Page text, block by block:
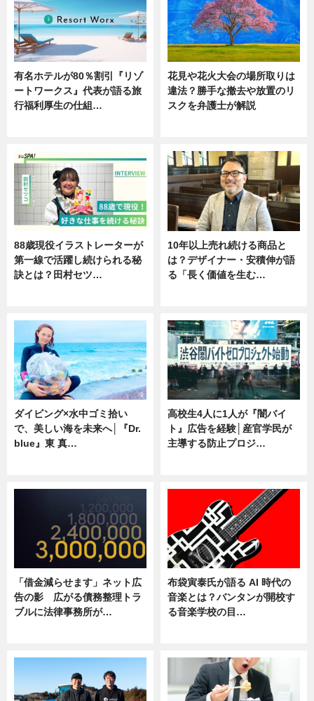
有名ホテルが80％割引『リゾ
ートワークス』代表が語る旅
行福利厚生の仕組…
花見や花火大会の場所取りは
違法？勝手な撤去や放置のリ
スクを弁護士が解説
88歳現役イラストレーターが
第一線で活躍し続けられる秘
訣とは？田村セツ…
10年以上売れ続ける商品と
は？デザイナー・安積伸が語
る「長く価値を生む…
ダイビング×水中ゴミ拾い
で、美しい海を未来へ│『Dr.
blue』東 真…
高校生4人に1人が『闇バイ
ト』広告を経験│産官学民が
主導する防止プロジ…
「借金減らせます」ネット広
告の影 広がる債務整理トラ
ブルに法律事務所が…
布袋寅泰氏が語る AI 時代の
音楽とは？バンタンが開校す
る音楽学校の目…